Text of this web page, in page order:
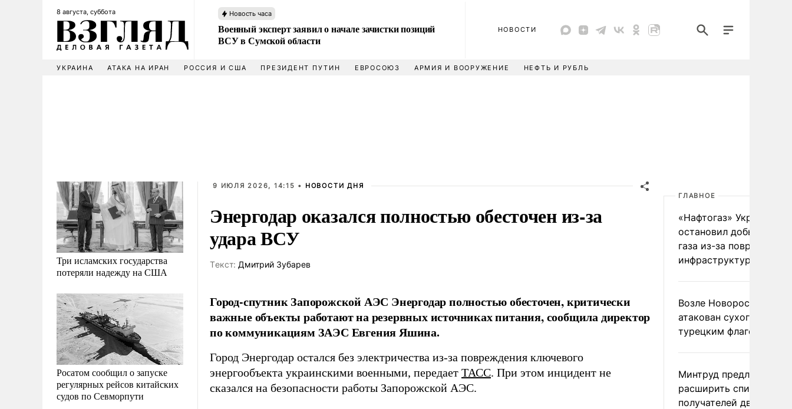
8 августа, суббота Новость часа
Военный эксперт заявил о начале зачистки позиций
ВСУ в Сумской области
НОВОСТИ
УКРАИНА АТАКА НА ИРАН РОССИЯ И США ПРЕЗИДЕНТ ПУТИН ЕВРОСОЮЗ АРМИЯ И ВООРУЖЕНИЕ НЕФТЬ И РУБЛЬ
Три исламских государства
потеряли надежду на США
Росатом сообщил о запуске
регулярных рейсов китайских
судов по Севморпути
9 ИЮЛЯ 2026, 14:15 • НОВОСТИ ДНЯ
Энергодар оказался полностью обесточен из-за
удара ВСУ
Tекст: Дмитрий Зубарев
Город-спутник Запорожской АЭС Энергодар полностью обесточен, критически
важные объекты работают на резервных источниках питания, сообщила директор
по коммуникациям ЗАЭС Евгения Яшина.
Город Энергодар остался без электричества из-за повреждения ключевого
энергообъекта украинскими военными, передает ТАСС. При этом инцидент не
сказался на безопасности работы Запорожской АЭС.
ГЛАВНОЕ
«Нафтогаз» Украины
остановил добычу
газа из-за повреждения
инфраструктуры
Возле Новороссийска
атакован сухогруз под
турецким флагом
Минтруд предложил
расширить список
получателей двух